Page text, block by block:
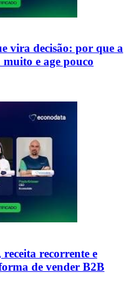
vira decisão: por que a
e age pouco
recorrente e
de vender B2B